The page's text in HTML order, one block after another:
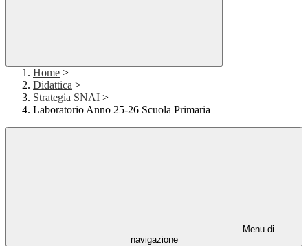
Home >
Didattica >
Strategia SNAI >
Laboratorio Anno 25-26 Scuola Primaria
Menu di
navigazione